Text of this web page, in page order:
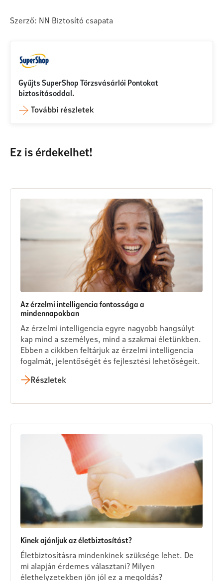
Szerző: NN Biztosító csapata
Gyűjts SuperShop Törzsvásárlói Pontokat
biztosításoddal.
További részletek
Ez is érdekelhet!
Az érzelmi intelligencia fontossága a
mindennapokban
Az érzelmi intelligencia egyre nagyobb hangsúlyt
kap mind a személyes, mind a szakmai életünkben.
Ebben a cikkben feltárjuk az érzelmi intelligencia
fogalmát, jelentőségét és fejlesztési lehetőségeit.
Részletek
Kinek ajánljuk az életbiztosítást?
Életbiztosításra mindenkinek szüksége lehet. De
mi alapján érdemes választani? Milyen
élethelyzetekben jön jól ez a megoldás?